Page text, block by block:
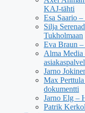
KAJ-tähti
Esa Saario
Silja
Tukholmaan
Eva Braun
Alma Media
Jarno
Max
dokumentti
Jarno Elg –
Patrik